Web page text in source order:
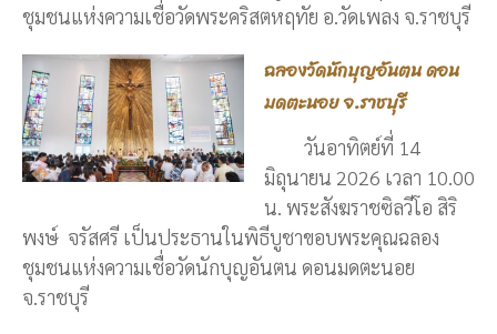
ชุมชนแห่งความเชื่อวัดพระคริสตหฤทัย อ.วัดเพลง จ.ราชบุรี
ฉลองวัดนักบุญอันตน ดอน
มดตะนอย จ.ราชบุรี
วันอาทิตย์ที่ 14
มิถุนายน 2026 เวลา 10.00
น. พระสังฆราชซิลวีโอ สิริ
พงษ์ จรัสศรี เป็นประธานในพิธีบูชาขอบพระคุณฉลอง
ชุมชนแห่งความเชื่อวัดนักบุญอันตน ดอนมดตะนอย
จ.ราชบุรี